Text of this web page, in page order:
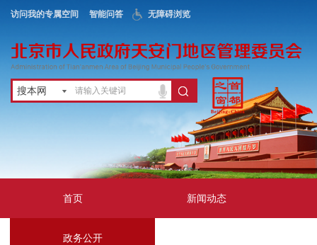
访问我的专属空间 智能问答 无障碍浏览
搜本网
首页 新闻动态
政务公开